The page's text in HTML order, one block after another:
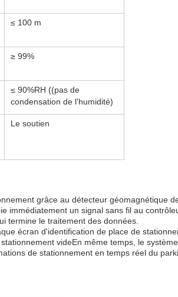
≤ 100 m
≥ 99%
≤ 90%RH ((pas de
condensation de l'humidité)
Le soutien
grâce au détecteur géomagnétique
un signal sans fil au
termine le traitement des données.
écran d'identification de place de
videEn même temps, le
de stationnement en temps réel du